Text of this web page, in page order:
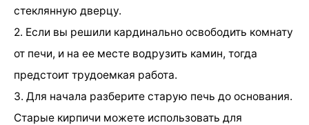
стеклянную дверцу.
2. Если вы решили кардинально освободить комнату
от печи, и на ее месте водрузить камин, тогда
предстоит трудоемкая работа.
3. Для начала разберите старую печь до основания.
Старые кирпичи можете использовать для